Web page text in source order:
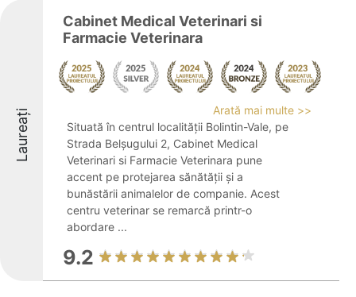
Laureați
Cabinet Medical Veterinari si
Farmacie Veterinara
Arată mai multe >>
Situată în centrul localității Bolintin-Vale, pe
Strada Belșugului 2, Cabinet Medical
Veterinari si Farmacie Veterinara pune
accent pe protejarea sănătății și a
bunăstării animalelor de companie. Acest
centru veterinar se remarcă printr-o
abordare ...
9.2